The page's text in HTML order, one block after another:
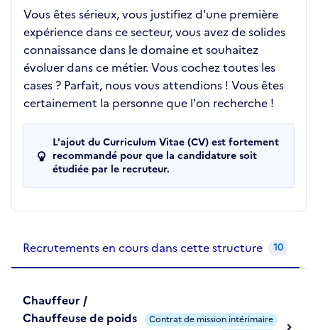
Vous êtes sérieux, vous justifiez d'une première
expérience dans ce secteur, vous avez de solides
connaissance dans le domaine et souhaitez
évoluer dans ce métier. Vous cochez toutes les
cases ? Parfait, nous vous attendions ! Vous êtes
certainement la personne que l'on recherche !
L'ajout du Curriculum Vitae (CV) est fortement
recommandé pour que la candidature soit
étudiée par le recruteur.
Recrutements en cours dans cette structure 10
Chauffeur /
Chauffeuse de poids
Contrat de mission intérimaire